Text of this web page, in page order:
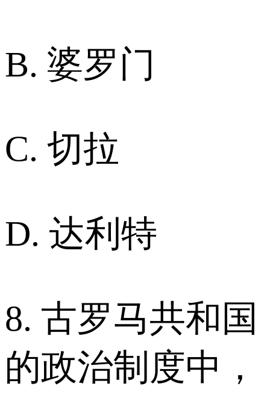
B. 婆罗门
C. 切拉
D. 达利特
8. 古罗马共和国
的政治制度中，